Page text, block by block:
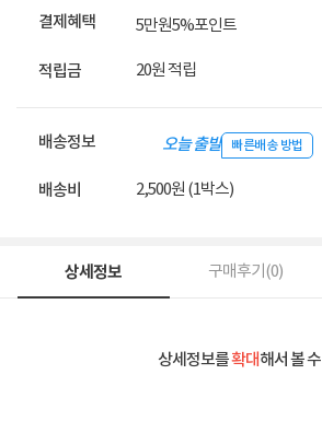
결제혜택 5만원5%포인트
적립금 20원 적립
배송정보 오늘 출발 빠른배송 방법
배송비 2,500원 (1박스)
상세정보 구매후기(0)
상세정보를확대해서 볼